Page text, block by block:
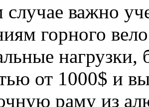
важно
горного
нагрузки,
от 1000$ и
раму из